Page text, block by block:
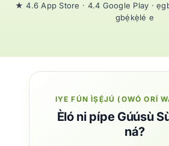
★ 4.6 App Store · 4.4 Google Play ·
gbẹ́kẹ̀lé e
IYE FÚN ÌṢẸ́JÚ (OWÓ ORÍ
Èló ni pípe Gúúsù
ná?